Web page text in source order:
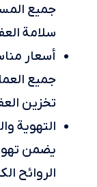
جميع
سلامة
أسعار
جميع
تخزين
التهوية
يضمن
الروائح